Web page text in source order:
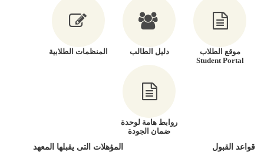
موقع الطلاب
Student Portal
دليل الطالب المنظمات الطلابية
روابط هامة لوحدة
ضمان الجودة
قواعد القبول المؤهلات التى يقبلها المعهد